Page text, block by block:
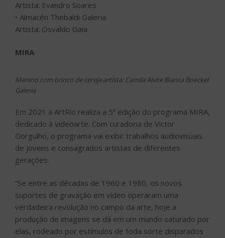
dedicado à videoarte. Com curadoria de Victor
Gorgulho, o programa vai exibir trabalhos audiovisuais
de jovens e consagrados artistas de diferentes
suportes de gravação em vídeo operaram uma
verdadeira revolução no campo da arte, hoje a
elas, rodeado por estímulos de toda sorte disparados
por telas de tamanhos e resoluções cada vez mais
vertiginosos.” indica o Victor.
Seguindo seu compromisso de valorização da arte
acessibilidade a arte, a ArtRio cede espaço para 16
importantes instituições apresentarem seu trabalho.
Instituições presentes na Marina da Glória
• Solar dos Abacaxis